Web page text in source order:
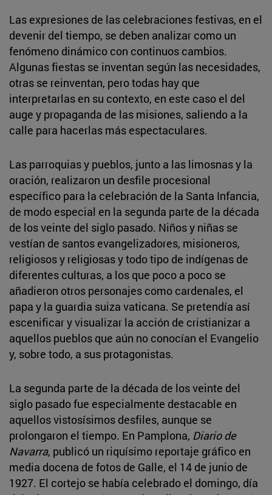
Las expresiones de las celebraciones festivas, en el
devenir del tiempo, se deben analizar como un
fenómeno dinámico con continuos cambios.
Algunas fiestas se inventan según las necesidades,
otras se reinventan, pero todas hay que
interpretarlas en su contexto, en este caso el del
auge y propaganda de las misiones, saliendo a la
calle para hacerlas más espectaculares.
Las parroquias y pueblos, junto a las limosnas y la
oración, realizaron un desfile procesional
específico para la celebración de la Santa Infancia,
de modo especial en la segunda parte de la década
de los veinte del siglo pasado. Niños y niñas se
vestían de santos evangelizadores, misioneros,
religiosos y religiosas y todo tipo de indígenas de
diferentes culturas, a los que poco a poco se
añadieron otros personajes como cardenales, el
papa y la guardia suiza vaticana. Se pretendía así
escenificar y visualizar la acción de cristianizar a
aquellos pueblos que aún no conocían el Evangelio
y, sobre todo, a sus protagonistas.
La segunda parte de la década de los veinte del
siglo pasado fue especialmente destacable en
aquellos vistosísimos desfiles, aunque se
prolongaron el tiempo. En Pamplona, Diario de
Navarra, publicó un riquísimo reportaje gráfico en
media docena de fotos de Galle, el 14 de junio de
1927. El cortejo se había celebrado el domingo, día